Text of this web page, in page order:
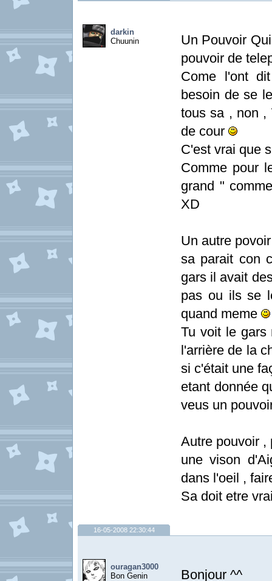
darkin
Chuunin
Un Pouvoir
pouvoir de
Come l'ont
besoin de se
tous sa , non ,
de cour
C'est vrai que
Comme pour
grand "
XD
Un autre
sa parait con
gars il avait
pas ou ils se
quand meme
Tu voit le gars
l'arrière de la
si c'était une
etant donnée
veus un
Autre pouvoir ,
une vison
dans l'oeil ,
Sa doit etre
16-05-2008 22:30:44
ouragan3000
Bon Genin
Bonjour ^^